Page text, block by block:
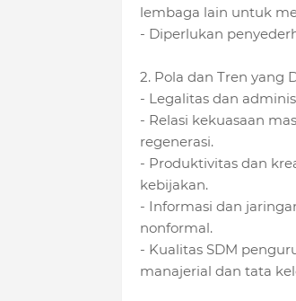
lembaga lain untuk
- Diperlukan
2. Pola dan Tren yang
- Legalitas dan
- Relasi kekuasaan
regenerasi.
- Produktivitas dan
kebijakan.
- Informasi dan
nonformal.
- Kualitas SDM
manajerial dan tata